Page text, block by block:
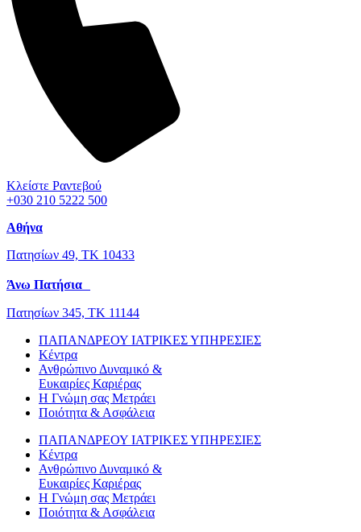
Κλείστε Ραντεβού
+030 210 5222 500
Αθήνα
Πατησίων 49, ΤΚ 10433
Άνω Πατήσια
Πατησίων 345, ΤΚ 11144
ΠΑΠΑΝΔΡΕΟΥ ΙΑΤΡΙΚΕΣ ΥΠΗΡΕΣΙΕΣ
Κέντρα
Ανθρώπινο Δυναμικό &
Ευκαιρίες Καριέρας
Η Γνώμη σας Μετράει
Ποιότητα & Ασφάλεια
ΠΑΠΑΝΔΡΕΟΥ ΙΑΤΡΙΚΕΣ ΥΠΗΡΕΣΙΕΣ
Κέντρα
Ανθρώπινο Δυναμικό &
Ευκαιρίες Καριέρας
Η Γνώμη σας Μετράει
Ποιότητα & Ασφάλεια